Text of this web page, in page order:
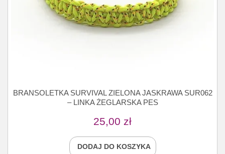
BRANSOLETKA SURVIVAL ZIELONA JASKRAWA SUR062
– LINKA ŻEGLARSKA PES
25,00 zł
DODAJ DO KOSZYKA